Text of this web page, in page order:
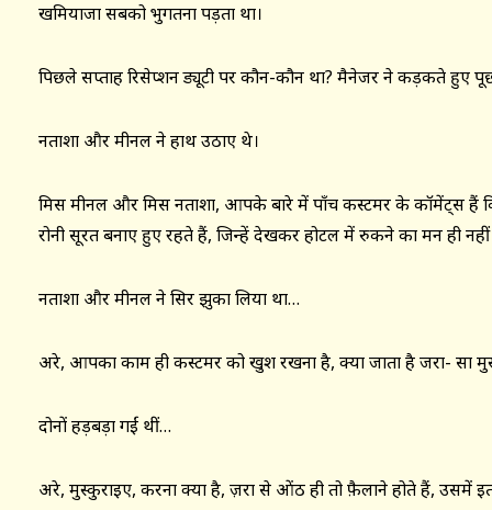
खमियाजा सबको भुगतना पड़ता था।
पिछले सप्ताह रिसेप्शन ड्यूटी पर कौन-कौन था? मैनेजर ने कड़कते हुए
नताशा और मीनल ने हाथ उठाए थे।
मिस मीनल और मिस नताशा, आपके बारे में पाँच कस्टमर के कॉमेंट्स हैं
रोनी सूरत बनाए हुए रहते हैं, जिन्हें देखकर होटल में रुकने का मन ही
नताशा और मीनल ने सिर झुका लिया था…
अरे, आपका काम ही कस्टमर को खुश रखना है, क्या जाता है जरा- सा
दोनों हड़बड़ा गईं थीं…
अरे, मुस्कुराइए, करना क्या है, ज़रा से ओंठ ही तो फ़ैलाने होते हैं, उसमें